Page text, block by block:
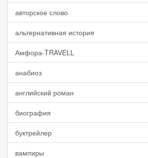
авторское слово
альтернативная история
Амфора-TRAVELL
анабиоз
английский роман
биография
буктрейлер
вампиры